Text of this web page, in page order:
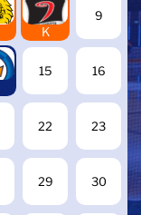
8
K
9
15 16
22 23
29 30